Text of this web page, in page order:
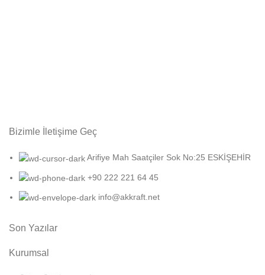
Bizimle İletişime Geç
Arifiye Mah Saatçiler Sok No:25 ESKİŞEHİR
+90 222 221 64 45
info@akkraft.net
Son Yazılar
Kurumsal